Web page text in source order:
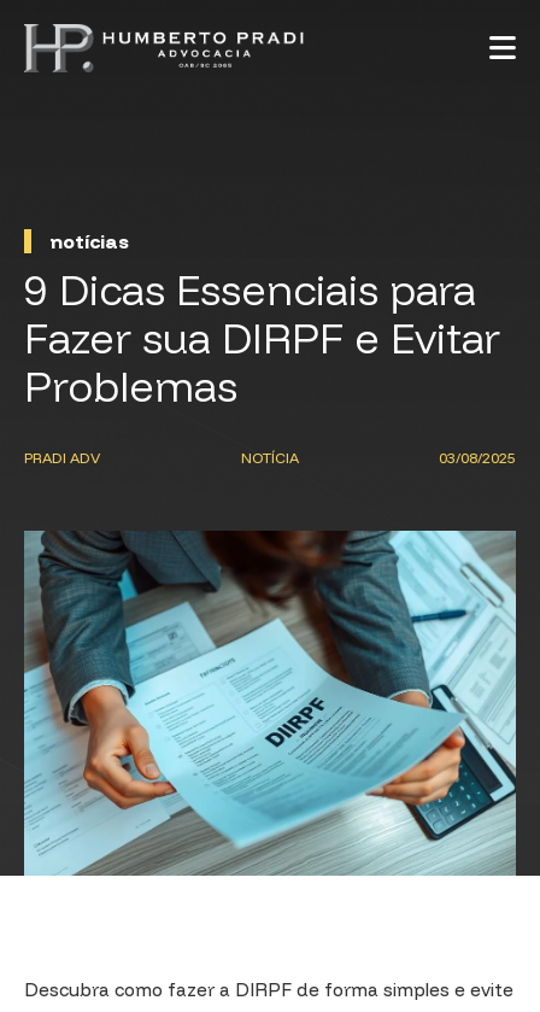
notícias
9 Dicas Essenciais para
Fazer sua DIRPF e Evitar
Problemas
PRADI ADV NOTÍCIA 03/08/2025
Descubra como fazer a DIRPF de forma simples e evite